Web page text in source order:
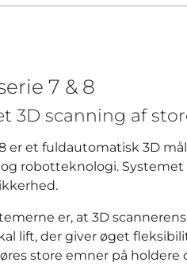
7 & 8
3D scanning af
er et fuldautomatisk 3D
og robotteknologi.
er, at 3D
lift, der giver øget
store emner på